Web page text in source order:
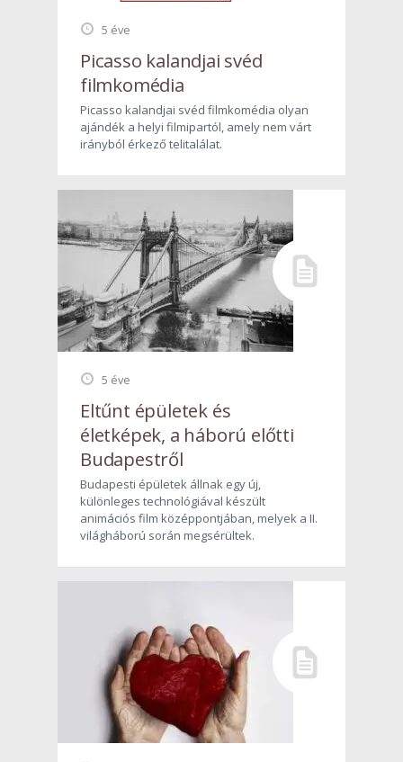
5 éve
Picasso kalandjai svéd
filmkomédia
Picasso kalandjai svéd filmkomédia olyan
ajándék a helyi filmipartól, amely nem várt
irányból érkező telitalálat.
5 éve
Eltűnt épületek és
életképek, a háború előtti
Budapestről
Budapesti épületek állnak egy új,
különleges technológiával készült
animációs film középpontjában, melyek a II.
világháború során megsérültek.